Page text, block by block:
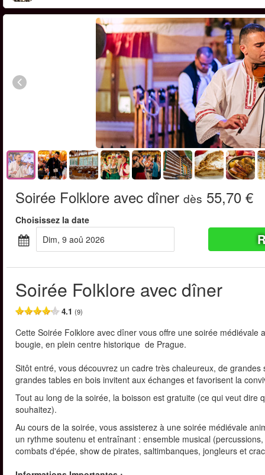
Soirée Folklore avec dîner dès 55,70 €
Choisissez la date
dim, 9 aoû 2026
Soirée Folklore avec dîner
4.1 (9)
Cette Soirée Folklore avec dîner vous offre une soirée
bougie, en plein centre historique de Prague.
Sitôt entré, vous découvrez un cadre très chaleureux, de
grandes tables en bois invitent aux échanges et favorisent la
Tout au long de la soirée, la boisson est gratuite (ce qui veut dire
souhaitez).
Au cours de la soirée, vous assisterez à une soirée médiévale
un rythme soutenu et entraînant : ensemble musical
combats d'épée, show de pirates, saltimbanques, jongleurs et